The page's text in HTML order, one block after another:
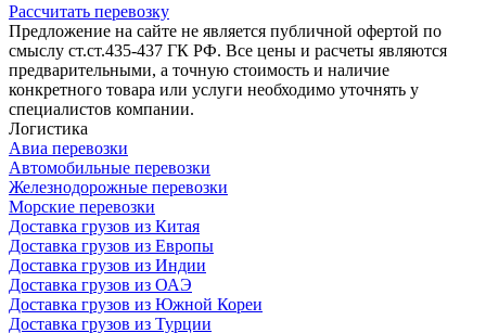
Рассчитать перевозку
Предложение на сайте не является публичной офертой по
смыслу ст.ст.435-437 ГК РФ. Все цены и расчеты являются
предварительными, а точную стоимость и наличие
конкретного товара или услуги необходимо уточнять у
специалистов компании.
Логистика
Авиа перевозки
Автомобильные перевозки
Железнодорожные перевозки
Морские перевозки
Доставка грузов из Китая
Доставка грузов из Европы
Доставка грузов из Индии
Доставка грузов из ОАЭ
Доставка грузов из Южной Кореи
Доставка грузов из Турции